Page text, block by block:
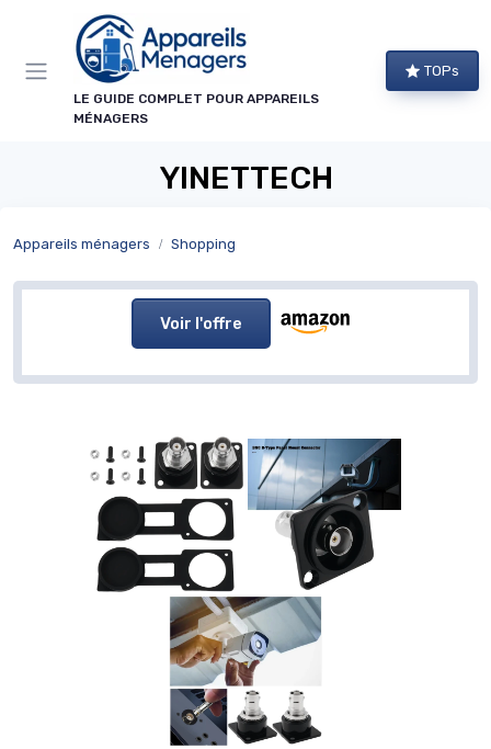
LE GUIDE COMPLET POUR APPAREILS
MÉNAGERS
TOPs
YINETTECH
Appareils ménagers Shopping
Voir l'offre
Panneau de gestion des cookies